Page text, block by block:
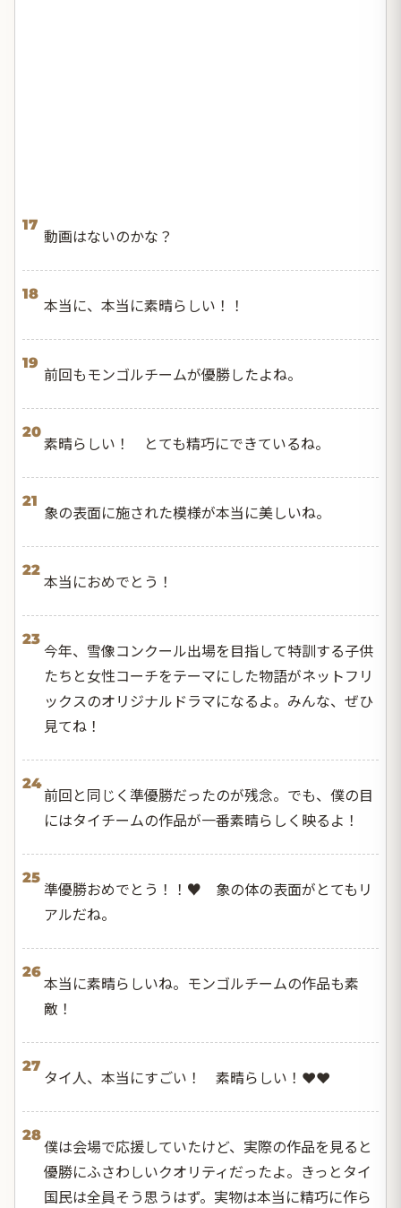
17
動画はないのかな？
18
本当に、本当に素晴らしい！！
19
前回もモンゴルチームが優勝したよね。
20
素晴らしい！ とても精巧にできているね。
21
象の表面に施された模様が本当に美しいね。
22
本当におめでとう！
23
今年、雪像コンクール出場を目指して特訓する子供
たちと女性コーチをテーマにした物語がネットフリ
ックスのオリジナルドラマになるよ。みんな、ぜひ
見てね！
24
前回と同じく準優勝だったのが残念。でも、僕の目
にはタイチームの作品が一番素晴らしく映るよ！
25
準優勝おめでとう！！♥️ 象の体の表面がとてもリ
アルだね。
26
本当に素晴らしいね。モンゴルチームの作品も素
敵！
27
タイ人、本当にすごい！ 素晴らしい！❤️❤️
28
僕は会場で応援していたけど、実際の作品を見ると
優勝にふさわしいクオリティだったよ。きっとタイ
国民は全員そう思うはず。実物は本当に精巧に作ら